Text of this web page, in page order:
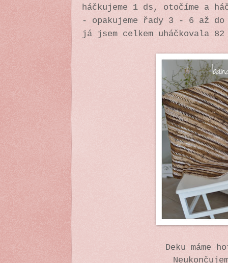
háčkujeme 1 ds, otočíme a
- opakujeme řady 3 - 6 až do
já jsem celkem uháčkovala
Deku máme